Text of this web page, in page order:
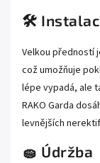
🛠️
Velkou předností
což umožňuje
lépe vypadá, ale
RAKO Garda
levnějších
🧽 Údržba